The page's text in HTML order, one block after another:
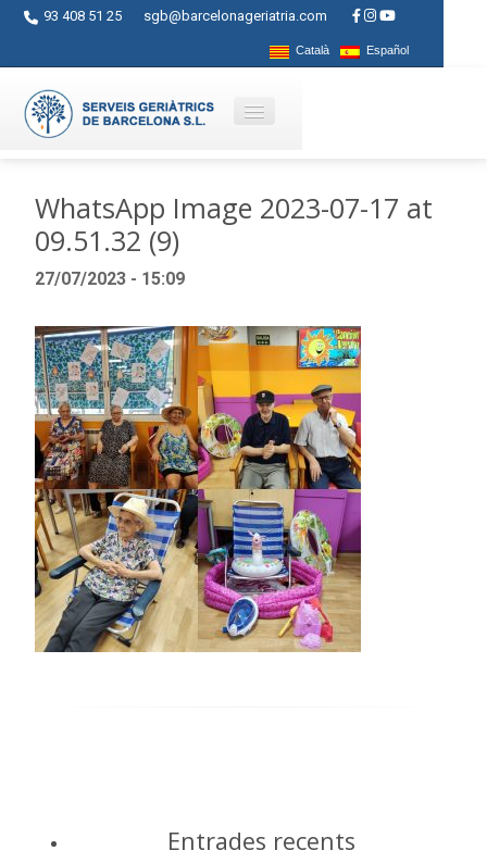
93 408 51 25 sgb@barcelonageriatria.com
Català Español
Servicios
Actividades
Centros
Ayudas
Contacto
Blog
WhatsApp Image 2023-07-17 at
09.51.32 (9)
27/07/2023 - 15:09
Entrades recents